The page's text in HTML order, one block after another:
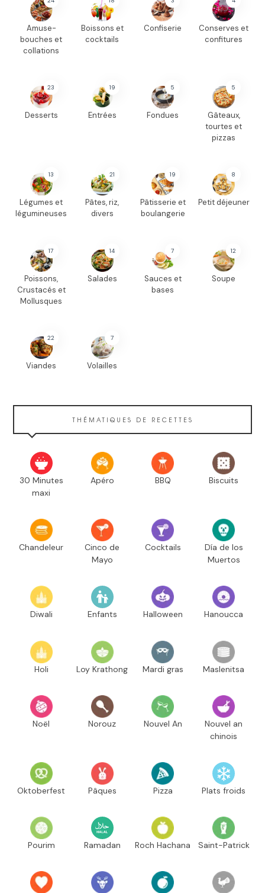
Amuse-
bouches et
collations
Boissons et
cocktails
Confiserie
Conserves et
confitures
23
Desserts
19
Entrées
5
Fondues
5
Gâteaux,
tourtes et
pizzas
13
Légumes et
légumineuses
21
Pâtes, riz,
divers
19
Pâtisserie et
boulangerie
8
Petit déjeuner
17
Poissons,
Crustacés et
Mollusques
14
Salades
7
Sauces et
bases
12
Soupe
22
Viandes
7
Volailles
THÉMATIQUES DE RECETTES
30 Minutes
maxi
Apéro BBQ Biscuits
Chandeleur
Cinco de
Mayo
Cocktails
Día de los
Muertos
Diwali Enfants Halloween Hanoucca
Holi Loy Krathong Mardi gras Maslenitsa
Noël Norouz Nouvel An
Nouvel an
chinois
Oktoberfest Pâques Pizza Plats froids
Pourim Ramadan Roch Hachana Saint-Patrick